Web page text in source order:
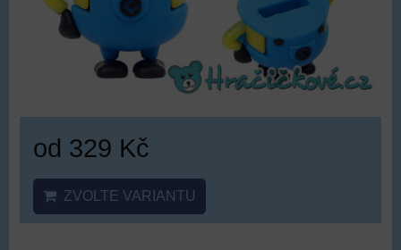
od 329 Kč
ZVOLTE VARIANTU